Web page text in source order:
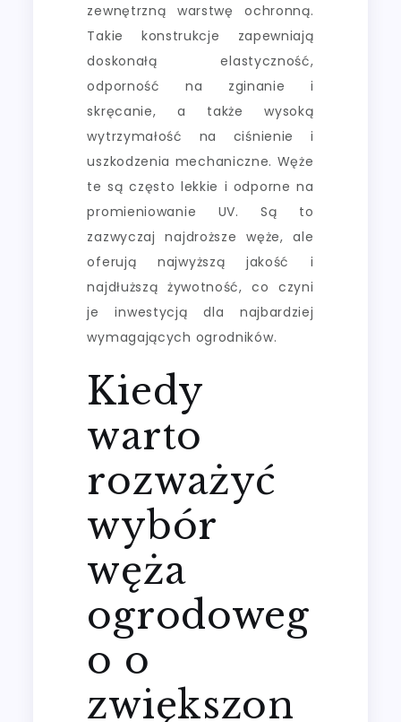
zewnętrzną warstwę ochronną.
Takie konstrukcje zapewniają
doskonałą elastyczność,
odporność na zginanie i
skręcanie, a także wysoką
wytrzymałość na ciśnienie i
uszkodzenia mechaniczne. Węże
te są często lekkie i odporne na
promieniowanie UV. Są to
zazwyczaj najdroższe węże, ale
oferują najwyższą jakość i
najdłuższą żywotność, co czyni
je inwestycją dla najbardziej
wymagających ogrodników.
Kiedy
warto
rozważyć
wybór
węża
ogrodoweg
o o
zwiększon